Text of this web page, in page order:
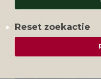
Reset zoekactie